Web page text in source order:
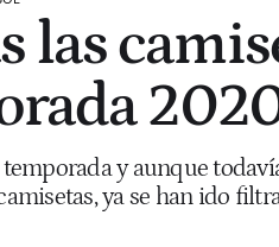
las
y aunque
ya se han ido